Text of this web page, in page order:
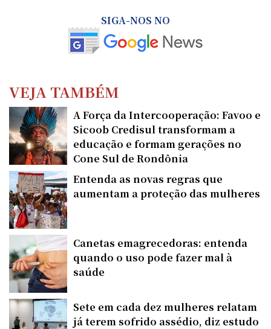
SIGA-NOS NO
VEJA TAMBÉM
A Força da Intercooperação: Favoo e
Sicoob Credisul transformam a
educação e formam gerações no
Cone Sul de Rondônia
Entenda as novas regras que
aumentam a proteção das mulheres
Canetas emagrecedoras: entenda
quando o uso pode fazer mal à
saúde
Sete em cada dez mulheres relatam
já terem sofrido assédio, diz estudo